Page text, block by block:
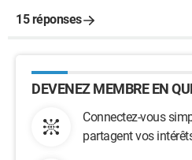
15 réponses
DEVENEZ MEMBRE EN
Connectez-vous
partagent vos